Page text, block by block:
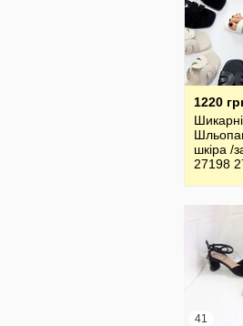
1220
Шикарні
шкіра /
27198
41